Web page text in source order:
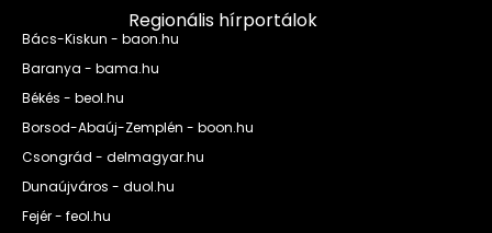
Regionális hírportálok
Bács-Kiskun - baon.hu
Baranya - bama.hu
Békés - beol.hu
Borsod-Abaúj-Zemplén - boon.hu
Csongrád - delmagyar.hu
Dunaújváros - duol.hu
Fejér - feol.hu